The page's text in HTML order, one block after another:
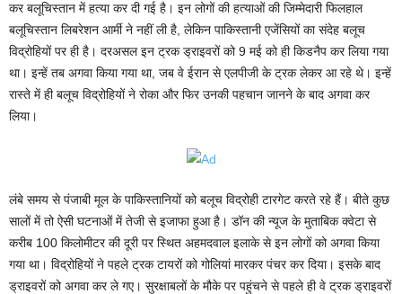
कर बलूचिस्तान में हत्या कर दी गई है। इन लोगों की हत्याओं की जिम्मेदारी फिलहाल
बलूचिस्तान लिबरेशन आर्मी ने नहीं ली है, लेकिन पाकिस्तानी एजेंसियों का संदेह बलूच
विद्रोहियों पर ही है। दरअसल इन ट्रक ड्राइवरों को 9 मई को ही किडनैप कर लिया गया
था। इन्हें तब अगवा किया गया था, जब वे ईरान से एलपीजी के ट्रक लेकर आ रहे थे। इन्हें
रास्ते में ही बलूच विद्रोहियों ने रोका और फिर उनकी पहचान जानने के बाद अगवा कर
लिया।
लंबे समय से पंजाबी मूल के पाकिस्तानियों को बलूच विद्रोही टारगेट करते रहे हैं। बीते कुछ
सालों में तो ऐसी घटनाओं में तेजी से इजाफा हुआ है। डॉन की न्यूज के मुताबिक क्वेटा से
करीब 100 किलोमीटर की दूरी पर स्थित अहमदवाल इलाके से इन लोगों को अगवा किया
गया था। विद्रोहियों ने पहले ट्रक टायरों को गोलियां मारकर पंचर कर दिया। इसके बाद
ड्राइवरों को अगवा कर ले गए। सुरक्षाबलों के मौके पर पहुंचने से पहले ही वे ट्रक ड्राइवरों